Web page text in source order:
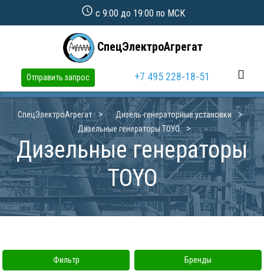
с 9:00 до 19:00 по МСК
СпецЭлектроАгрегат
Отправить запрос +7 495 228-18-51
СпецЭлектроАгрегат
Дизель-генераторные установки
Дизельные генераторы TOYO
Дизельные генераторы
TOYO
Фильтр Бренды